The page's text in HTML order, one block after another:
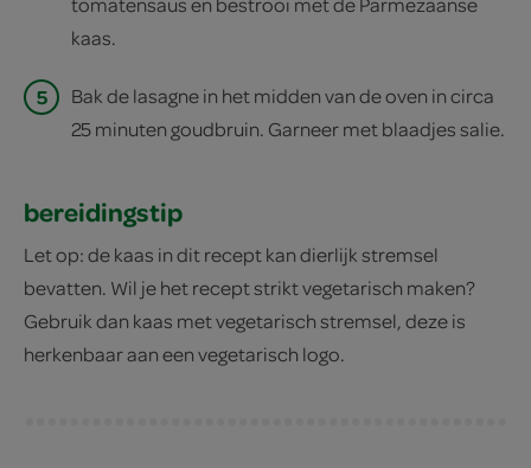
kaas.
5
Bak de lasagne in het midden van de oven in circa
25 minuten goudbruin. Garneer met blaadjes salie.
bereidingstip
Let op: de kaas in dit recept kan dierlijk stremsel
bevatten. Wil je het recept strikt vegetarisch maken?
Gebruik dan kaas met vegetarisch stremsel, deze is
herkenbaar aan een vegetarisch logo.